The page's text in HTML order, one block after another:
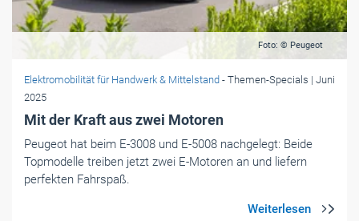
Foto: © Peugeot
Elektromobilität für Handwerk & Mittelstand - Themen-Specials | Juni
2025
Mit der Kraft aus zwei Motoren
Peugeot hat beim E-3008 und E-5008 nachgelegt: Beide
Topmodelle treiben jetzt zwei E-Motoren an und liefern
perfekten Fahrspaß.